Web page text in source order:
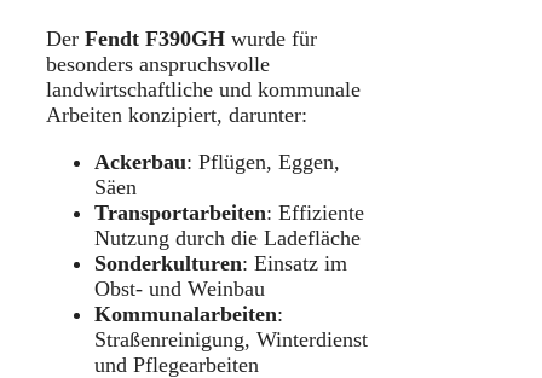
Der Fendt F390GH wurde für
besonders anspruchsvolle
landwirtschaftliche und kommunale
Arbeiten konzipiert, darunter:
Ackerbau: Pflügen, Eggen,
Säen
Transportarbeiten: Effiziente
Nutzung durch die Ladefläche
Sonderkulturen: Einsatz im
Obst- und Weinbau
Kommunalarbeiten:
Straßenreinigung, Winterdienst
und Pflegearbeiten